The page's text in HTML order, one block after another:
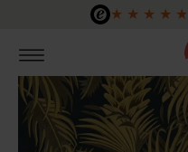
Zum Hauptinhalt springen
★ ★ ★ ★ ★